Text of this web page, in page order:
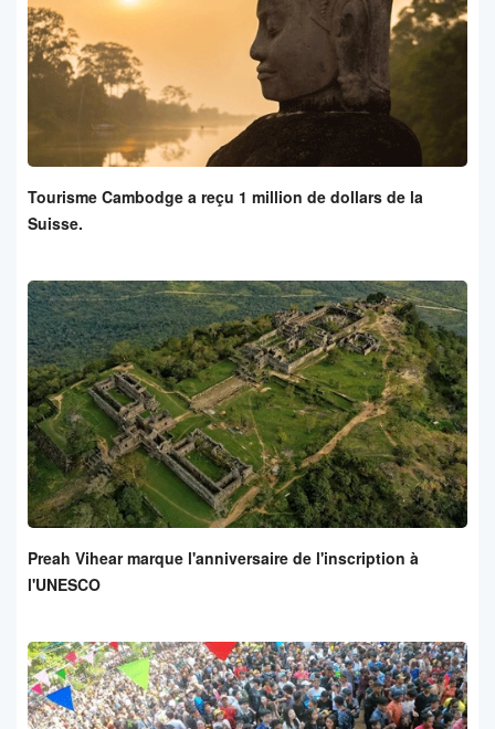
Tourisme Cambodge a reçu 1 million de dollars de la
Suisse.
Preah Vihear marque l'anniversaire de l'inscription à
l'UNESCO